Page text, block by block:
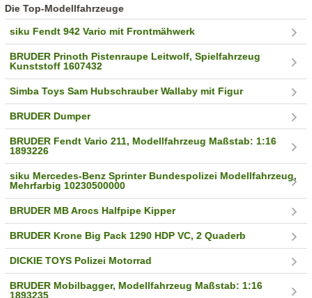
Die Top-Modellfahrzeuge
siku Fendt 942 Vario mit Frontmähwerk
BRUDER Prinoth Pistenraupe Leitwolf, Spielfahrzeug
Kunststoff 1607432
Simba Toys Sam Hubschrauber Wallaby mit Figur
BRUDER Dumper
BRUDER Fendt Vario 211, Modellfahrzeug Maßstab: 1:16
1893226
siku Mercedes-Benz Sprinter Bundespolizei Modellfahrzeug,
Mehrfarbig 10230500000
BRUDER MB Arocs Halfpipe Kipper
BRUDER Krone Big Pack 1290 HDP VC, 2 Quaderb
DICKIE TOYS Polizei Motorrad
BRUDER Mobilbagger, Modellfahrzeug Maßstab: 1:16
1893235